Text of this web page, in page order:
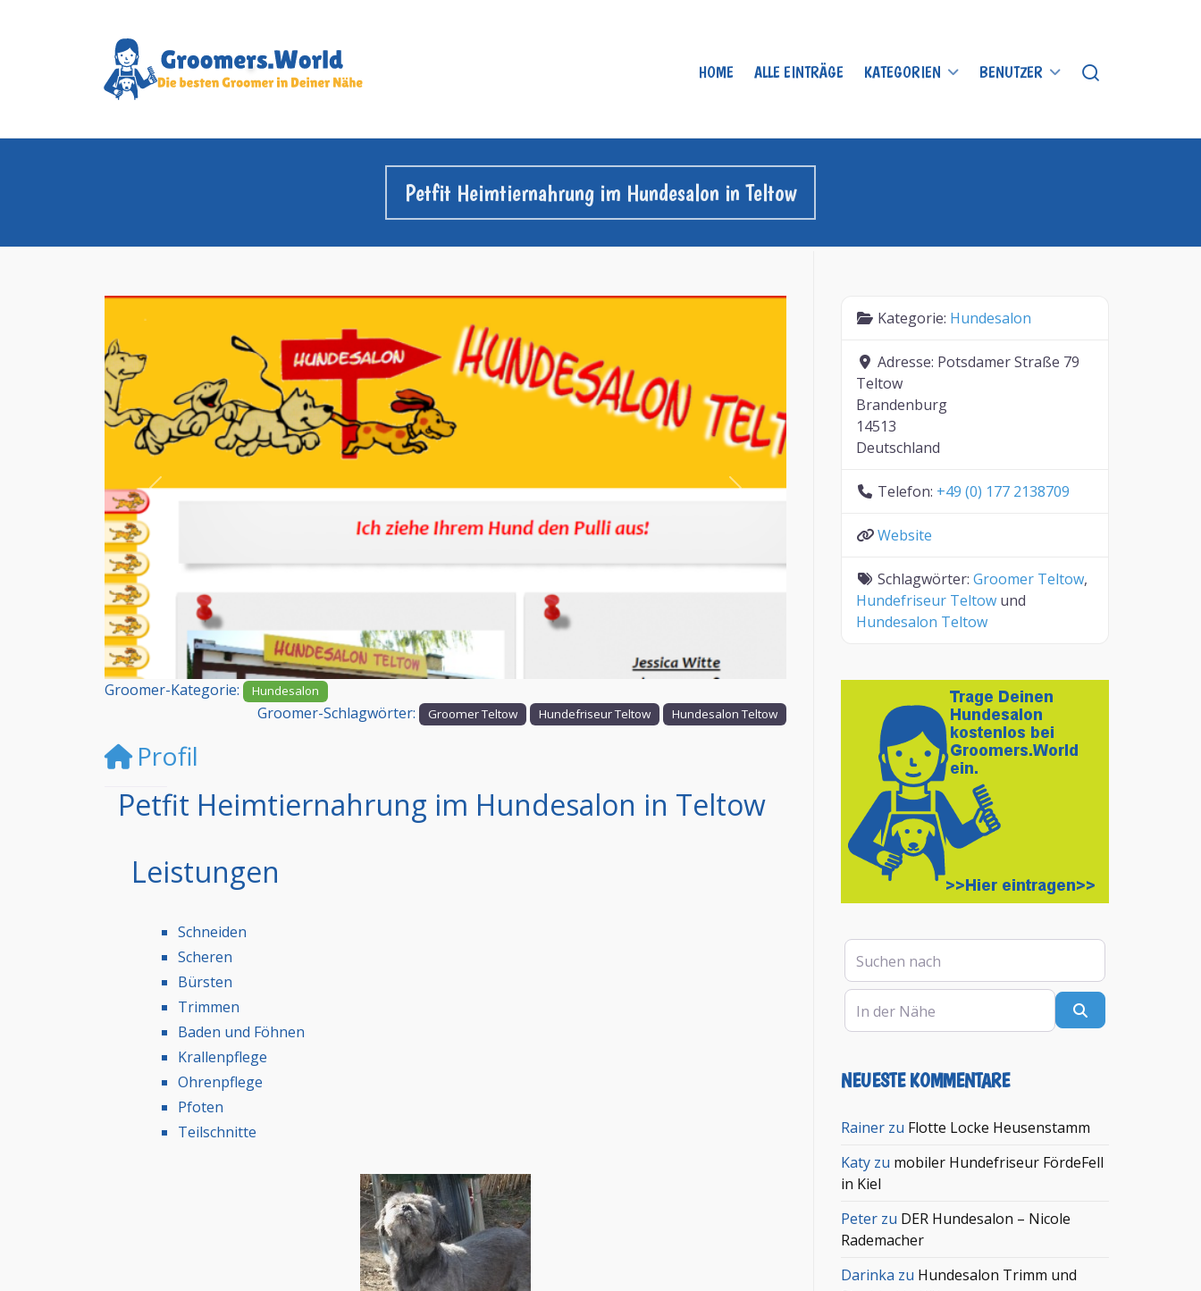
HOME ALLE EINTRÄGE KATEGORIEN BENUTZER
Petfit Heimtiernahrung im Hundesalon in Teltow
Groomer-Kategorie: Hundesalon
Groomer-Schlagwörter: Groomer Teltow Hundefriseur Teltow Hundesalon Teltow
Profil
Petfit Heimtiernahrung im Hundesalon in Teltow
Leistungen
Schneiden
Scheren
Bürsten
Trimmen
Baden und Föhnen
Krallenpflege
Ohrenpflege
Pfoten
Teilschnitte
Kategorie: Hundesalon
Adresse: Potsdamer Straße 79
Teltow
Brandenburg
14513
Deutschland
Telefon: +49 (0) 177 2138709
Website
Schlagwörter:Groomer Teltow,
Hundefriseur Teltow und
Hundesalon Teltow
Suchen nach
In der Nähe
NEUESTE KOMMENTARE
Rainer zu Flotte Locke Heusenstamm
Katy zu mobiler Hundefriseur FördeFell
in Kiel
Peter zu DER Hundesalon – Nicole
Rademacher
Darinka zu Hundesalon Trimm und